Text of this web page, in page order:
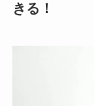
きる！